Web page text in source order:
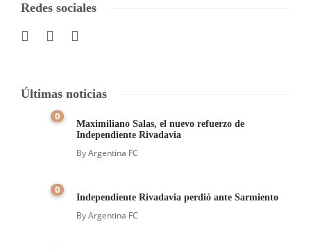
Redes sociales
Últimas noticias
0
Maximiliano Salas, el nuevo refuerzo de
Independiente Rivadavia
ByArgentina FC
0
Independiente Rivadavia perdió ante Sarmiento
ByArgentina FC